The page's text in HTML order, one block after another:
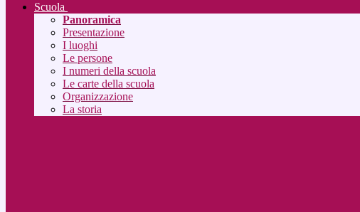
Scuola
Panoramica
Presentazione
I luoghi
Le persone
I numeri della scuola
Le carte della scuola
Organizzazione
La storia